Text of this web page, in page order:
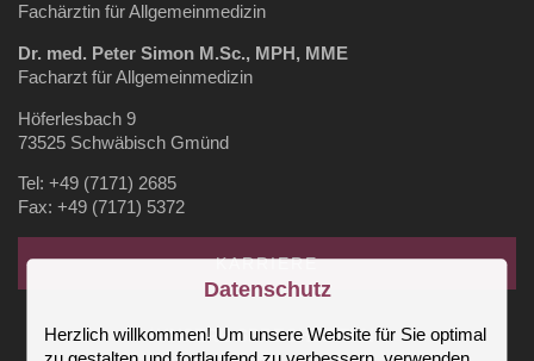
Fachärztin für Allgemeinmedizin
Dr. med. Peter Simon M.Sc., MPH, MME
Facharzt für Allgemeinmedizin
Höferlesbach 9
73525 Schwäbisch Gmünd
Tel: +49 (7171) 2685
Fax: +49 (7171) 5372
KARRIERE
⚕️UNSERE SPRECHZEITEN ⚕️
Datenschutz
Herzlich willkommen! Um unsere Website für Sie optimal